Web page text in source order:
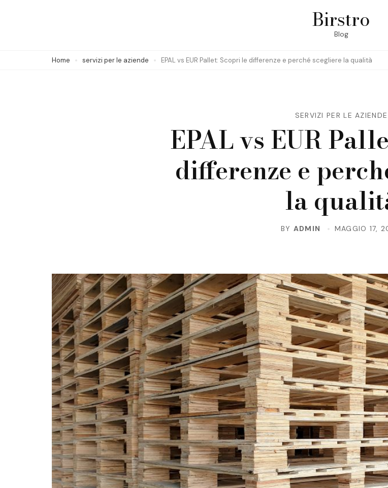
Birstro
Blog
Home servizi per le aziende EPAL vs EUR Pallet: Scopri le differenze e perché scegliere la qualità
SERVIZI PER LE AZIENDE
EPAL vs EUR
differenze e
la
BY ADMIN MAGGIO 17,